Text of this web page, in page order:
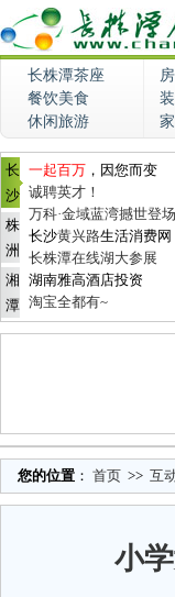
长株潭茶座
餐饮美食
休闲旅游
长
沙
株
洲
湘
潭
一起百万 ，因您而变
诚聘英才！
万科·金域蓝湾撼世登场
长沙黄兴路生活消费网
长株潭在线湖大参展
湖南雅高酒店投资
淘宝全都有~
您的位置 ： 首页 >> 互
小